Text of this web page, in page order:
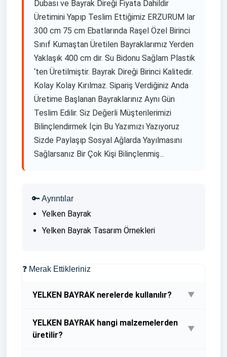
Dubası ve Bayrak Direği Fiyata Dahildir
Üretimini Yapıp Teslim Ettiğimiz ERZURUM lar
300 cm 75 cm Ebatlarında Raşel Özel Birinci
Sınıf Kumaştan Üretilen Bayraklarımız Yerden
Yaklaşık 400 cm dir. Su Bidonu Sağlam Plastik
‘ten Üretilmiştir. Bayrak Direği Birinci Kalitedir.
Kolay Kolay Kırılmaz. Sipariş Verdiğiniz Anda
Üretime Başlanan Bayraklarınız Aynı Gün
Teslim Edilir. Siz Değerli Müşterilerimizi
Bilinçlendirmek İçin Bu Yazımızı Yazıyoruz
Sizde Paylaşıp Sosyal Ağlarda Yayılmasını
Sağlarsanız Bir Çok Kişi Bilinçlenmiş...
🔑 Ayrıntılar
Yelken Bayrak
Yelken Bayrak Tasarım Örnekleri
❓ Merak Ettikleriniz
YELKEN BAYRAK nerelerde kullanılır? ▼
Fiyata Dahildir
YELKEN BAYRAK hangi malzemelerden
üretilir?
▼